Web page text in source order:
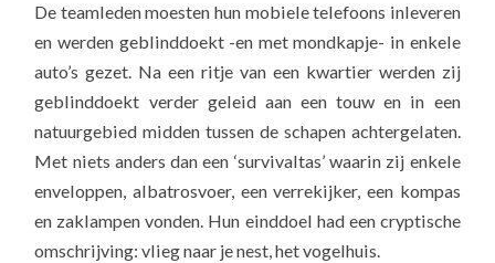
De teamleden moesten hun mobiele telefoons inleveren
en werden geblinddoekt -en met mondkapje- in enkele
auto’s gezet. Na een ritje van een kwartier werden zij
geblinddoekt verder geleid aan een touw en in een
natuurgebied midden tussen de schapen achtergelaten.
Met niets anders dan een ‘survivaltas’ waarin zij enkele
enveloppen, albatrosvoer, een verrekijker, een kompas
en zaklampen vonden. Hun einddoel had een cryptische
omschrijving: vlieg naar je nest, het vogelhuis.